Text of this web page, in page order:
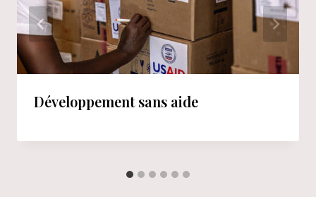
Développement sans aide